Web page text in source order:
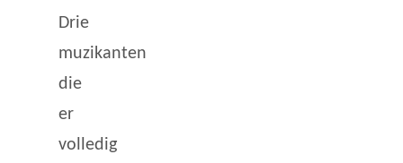
Drie
muzikanten
die
er
volledig